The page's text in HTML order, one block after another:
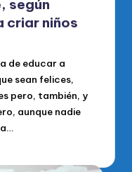
según
criar niños
de educar a
sean felices,
pero, también, y
aunque nadie